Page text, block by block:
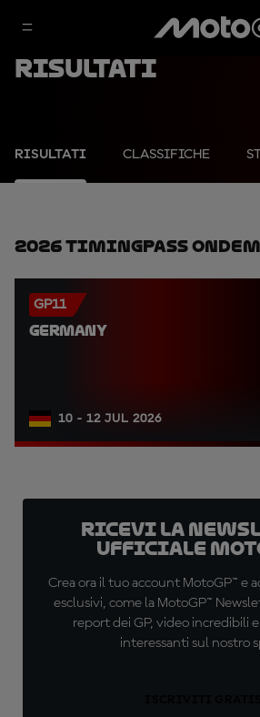
Risultati
RISULTATI CLASSIFICHE
2026 TimingPass
GP11
GERMANY
10 - 12 JUL 2026
Ricevi la
ufficiale
Crea ora il tuo account MotoGP™ e
esclusivi, come la MotoGP™
report dei GP, video incredibili
interessanti sul nostro